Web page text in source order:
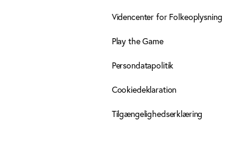
Videncenter for Folkeoplysning
Play the Game
Persondatapolitik
Cookiedeklaration
Tilgængelighedserklæring